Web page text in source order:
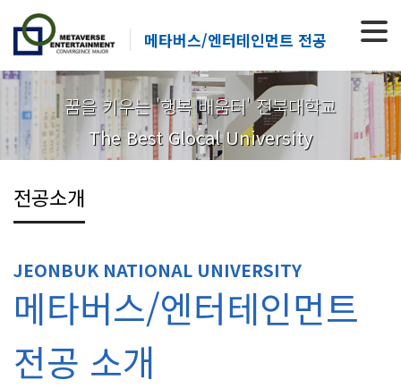
메타버스/엔터테인먼트 전공
꿈을 키우는 '행복 배움터' 전북대학교
The Best Glocal University
전공소개
JEONBUK NATIONAL UNIVERSITY
메타버스/엔터테인먼트
전공 소개